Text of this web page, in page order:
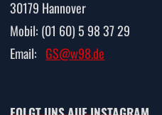
30179 Hannover
Mobil: (01 60) 5 98 37 29
Email:GS@w98.de